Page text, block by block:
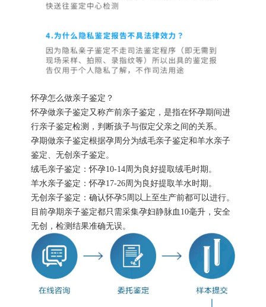
怀孕怎么做亲子鉴定？
怀孕做亲子鉴定又称产前亲子鉴定，是指在怀孕期间进
行亲子鉴定检测，判断孩子与假定父亲之间的关系。
孕期做亲子鉴定根据孕周分为绒毛亲子鉴定和羊水亲子
鉴定、无创亲子鉴定。
绒毛亲子鉴定：怀孕10-14周为良好提取绒毛时期。
羊水亲子鉴定：怀孕17-26周为良好提取羊水时期。
无创亲子鉴定：确认怀孕5周以上至生产前都可以进行。
目前孕期亲子鉴定都只需采集孕妇静脉血10毫升，安全
无创，检测结果准确无误。